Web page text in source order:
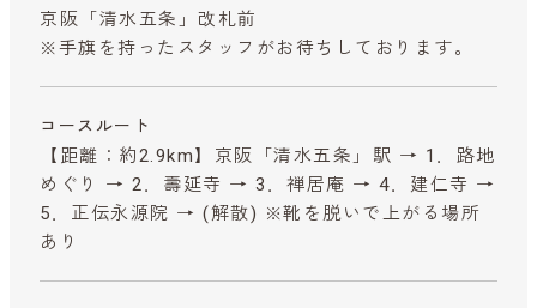
京阪「清水五条」改札前
※手旗を持ったスタッフがお待ちしております。
コースルート
【距離：約2.9km】京阪「清水五条」駅 → 1．路地
めぐり → 2．壽延寺 → 3．禅居庵 → 4．建仁寺 →
5．正伝永源院 → (解散) ※靴を脱いで上がる場所
あり